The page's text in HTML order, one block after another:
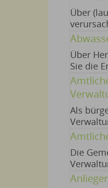
Über
Über
Sie die
Als
amtlich
einer
Die